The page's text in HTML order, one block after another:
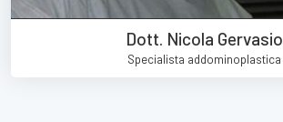
Dott. Nicola Gervasio
Specialista addominoplastica